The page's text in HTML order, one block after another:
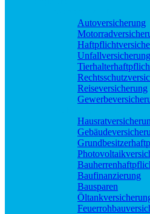
Autoversicherung
Reiseversicherung
Baufinanzierung
Bausparen